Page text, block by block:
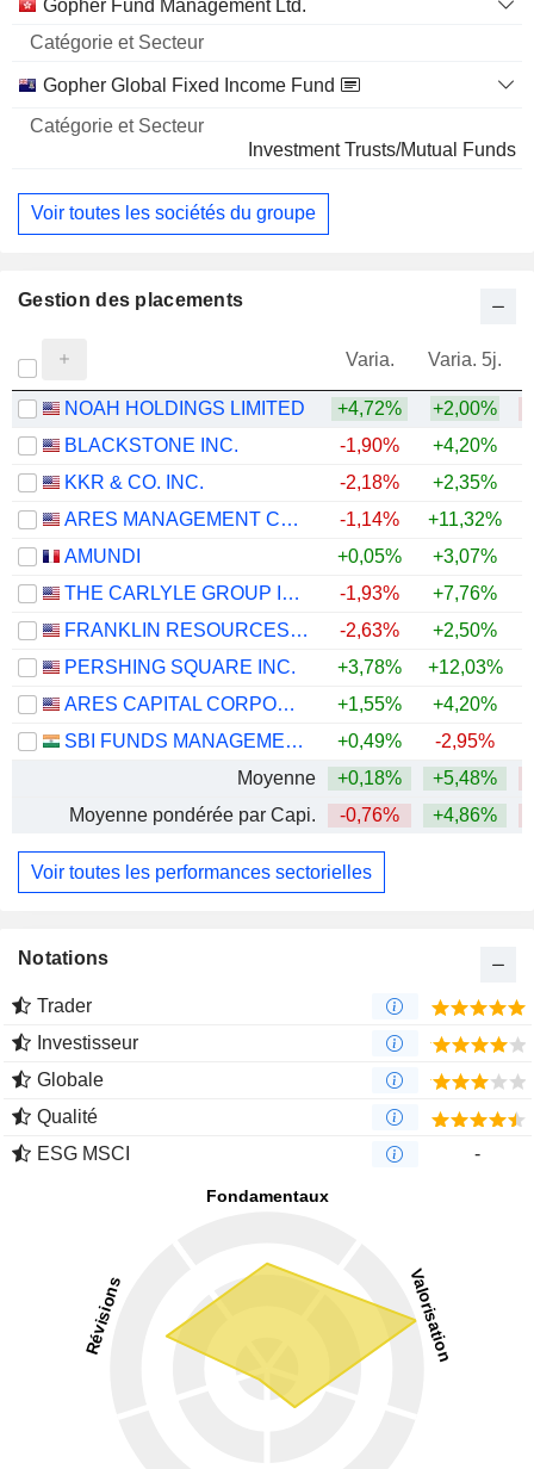
Gopher Fund Management Ltd.
Gopher Global Fixed Income Fund
Investment Trusts/Mutual Funds
Voir toutes les sociétés du groupe
Gestion des placements
Varia. Varia. 5j.
NOAH HOLDINGS LIMITED +4,72% +2,00%
BLACKSTONE INC.
-1,90% +4,20%
KKR & CO. INC.
-2,18% +2,35%
ARES MANAGEMENT CORPORATION
-1,14% +11,32%
AMUNDI
+0,05% +3,07%
THE CARLYLE GROUP INC.
-1,93% +7,76%
FRANKLIN RESOURCES, INC.
-2,63% +2,50%
PERSHING SQUARE INC.
+3,78%
+12,03%
ARES CAPITAL CORPORATION
+1,55% +4,20%
SBI FUNDS MANAGEMENT LIMITED
+0,49%
-2,95%
Moyenne
+0,18% +5,48%
Moyenne pondérée par Capi.
-0,76% +4,86%
Voir toutes les performances sectorielles
Notations
Trader
Investisseur
Globale
Qualité
ESG MSCI
-